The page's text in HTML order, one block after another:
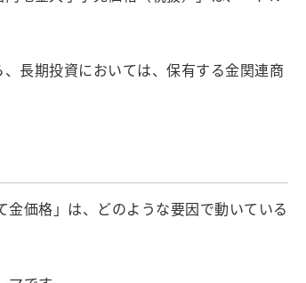
長期投資においては、保有する金関連商
価格」は、どのような要因で動いている